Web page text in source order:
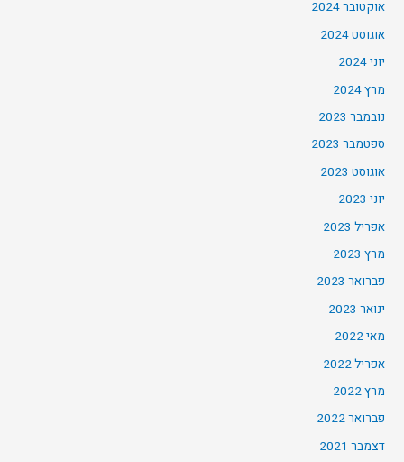
אוקטובר 2024
אוגוסט 2024
יוני 2024
מרץ 2024
נובמבר 2023
ספטמבר 2023
אוגוסט 2023
יוני 2023
אפריל 2023
מרץ 2023
פברואר 2023
ינואר 2023
מאי 2022
אפריל 2022
מרץ 2022
פברואר 2022
דצמבר 2021